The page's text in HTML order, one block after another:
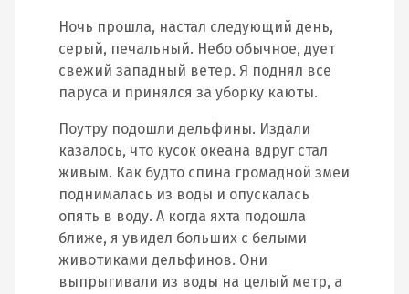
Ночь прошла, настал следующий день,
серый, печальный. Небо обычное, дует
свежий западный ветер. Я поднял все
паруса и принялся за уборку каюты.
Поутру подошли дельфины. Издали
казалось, что кусок океана вдруг стал
живым. Как будто спина громадной змеи
поднималась из воды и опускалась
опять в воду. А когда яхта подошла
ближе, я увидел больших с белыми
животиками дельфинов. Они
выпрыгивали из воды на целый метр, а